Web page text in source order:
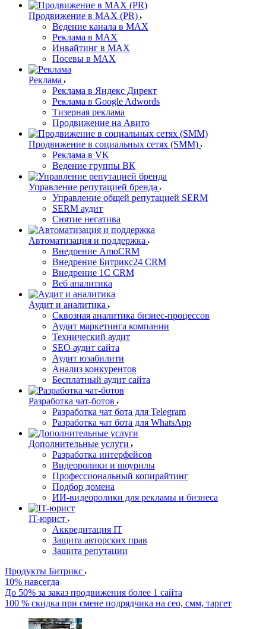
Продвижение в MAX (PR)
Ведение канала в MAX
Реклама в MAX
Инвайтинг в MAX
Посевы в MAX
Реклама
Реклама в Яндекс Директ
Реклама в Google Adwords
Тизерная реклама
Продвижение на Авито
Продвижение в социальных сетях (SMM)
Реклама в VK
Ведение группы ВК
Управление репутацией бренда
Управление общей репутацией SERM
SERM аудит
Снятие негатива
Автоматизация и поддержка
Внедрение AmoCRM
Внедрение Битрикс24 CRM
Внедрение 1C CRM
Веб аналитика
Аудит и аналитика
Сквозная аналитика бизнес-процессов
Аудит маркетинга компании
Технический аудит
SEO аудит сайта
Аудит юзабилити
Анализ конкурентов
Бесплатный аудит сайта
Разработка чат-ботов
Разработка чат бота для Telegram
Разработка чат бота для WhatsApp
Дополнительные услуги
Разработка интерфейсов
Видеоролики и шоурилы
Профессиональный копирайтинг
Подбор домена
ИИ-видеоролики для рекламы и бизнеса
IT-юрист
Аккредитация IT
Защита авторских прав
Защита репутации
Продукты Битрикс
10% навсегда
До 50% за заказ продвижения более 1 сайта
100 % скидка при смене подрядчика на сео, смм, таргет